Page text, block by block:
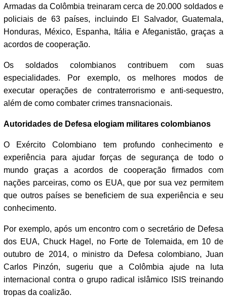
Armadas da Colômbia treinaram cerca de 20.000 soldados e
policiais de 63 países, incluindo El Salvador, Guatemala,
Honduras, México, Espanha, Itália e Afeganistão, graças a
acordos de cooperação.
Os soldados colombianos contribuem com suas
especialidades. Por exemplo, os melhores modos de
executar operações de contraterrorismo e anti-sequestro,
além de como combater crimes transnacionais.
Autoridades de Defesa elogiam militares colombianos
O Exército Colombiano tem profundo conhecimento e
experiência para ajudar forças de segurança de todo o
mundo graças a acordos de cooperação firmados com
nações parceiras, como os EUA, que por sua vez permitem
que outros países se beneficiem de sua experiência e seu
conhecimento.
Por exemplo, após um encontro com o secretário de Defesa
dos EUA, Chuck Hagel, no Forte de Tolemaida, em 10 de
outubro de 2014, o ministro da Defesa colombiano, Juan
Carlos Pinzón, sugeriu que a Colômbia ajude na luta
internacional contra o grupo radical islâmico ISIS treinando
tropas da coalizão.